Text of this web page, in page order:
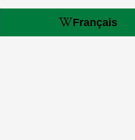
Français